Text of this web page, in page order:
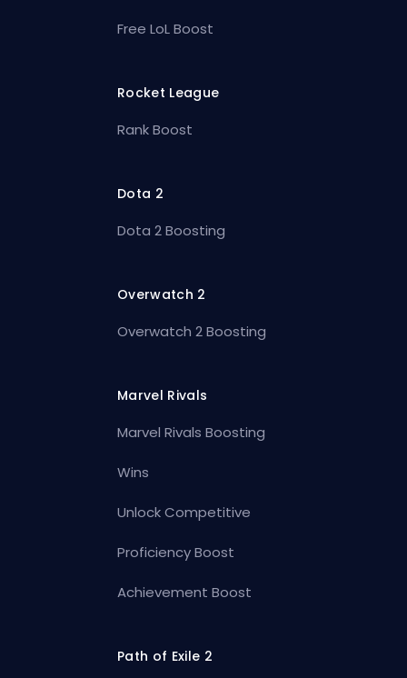
Free LoL Boost
Rocket League
Rank Boost
Dota 2
Dota 2 Boosting
Overwatch 2
Overwatch 2 Boosting
Marvel Rivals
Marvel Rivals Boosting
Wins
Unlock Competitive
Proficiency Boost
Achievement Boost
Path of Exile 2